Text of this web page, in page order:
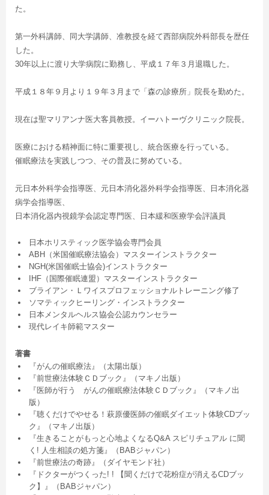
た。
第一外科講師、同大学講師、准教授を経て西部病院外科部長を歴任
した。
30年以上に渡り大学病院に勤務し、平成１７年３月退職した。
平成１８年９月より１９年３月まで「森の診療所」院長を勤めた。
現在は聖マリアンナ医大客員教授。イーハトーヴクリニック院長。
医療における精神面に特に重要視し、統合医療を行っている。
催眠療法を実践しつつ、その普及に努めている。
元日本外科学会指導医、元日本消化器外科学会指導医、日本消化器
病学会指導医、
日本消化器内視鏡学会認定専門医、日本緩和医療学会評議員
日本ホリスティック医学協会専門会員
ABH（米国催眠療法協会）マスターインストラクター
NGH(米国催眠士協会)インストラクター
IHF（国際催眠連盟）マスターインストラクター
ブライアン・Ｌワイスプロフェッショナルトレーニング修了
ソマティックヒーリング・インストラクター
日本メンタルヘルス協会公認カウンセラー
現代レイキ師範マスター
著書
『がんの催眠療法』（太陽出版）
『前世療法体験ＣＤブック』（マキノ出版）
『医師が行う がんの催眠療法体験ＣＤブック』（マキノ出
版）
『聴くだけでやせる！萩原優医師の催眠ダイエット体験CDブッ
ク』（マキノ出版）
『生きることがもっと心地よくなるQ&A スピリチュアル に聞
く! 人生相談の処方箋』（BABジャパン）
『前世療法の奇跡』（ダイヤモンド社）
『ドクターがつくった! ! 【聞くだけで花粉症が消えるCDブッ
ク】』（BABジャパン）